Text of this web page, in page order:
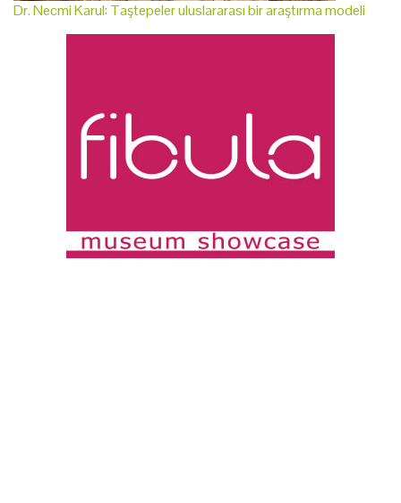
Dr. Necmi Karul: Taştepeler uluslararası bir araştırma modeli